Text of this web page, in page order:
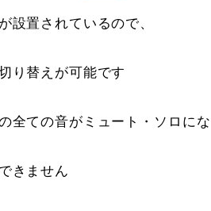
設置されているので、
り替えが可能です
全ての音がミュート・ソロにな
きません